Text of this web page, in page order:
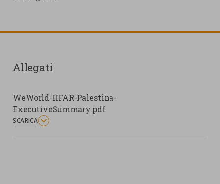
Allegati
WeWorld-HFAR-Palestina-
ExecutiveSummary.pdf
SCARICA